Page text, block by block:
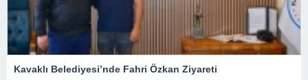
Kavaklı Belediyesi’nde Fahri Özkan Ziyareti